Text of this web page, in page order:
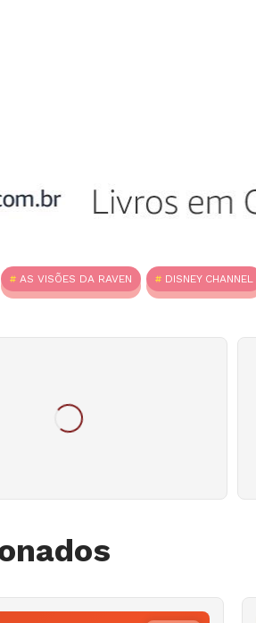
AS VISÕES DA RAVEN DISNEY CHANNEL